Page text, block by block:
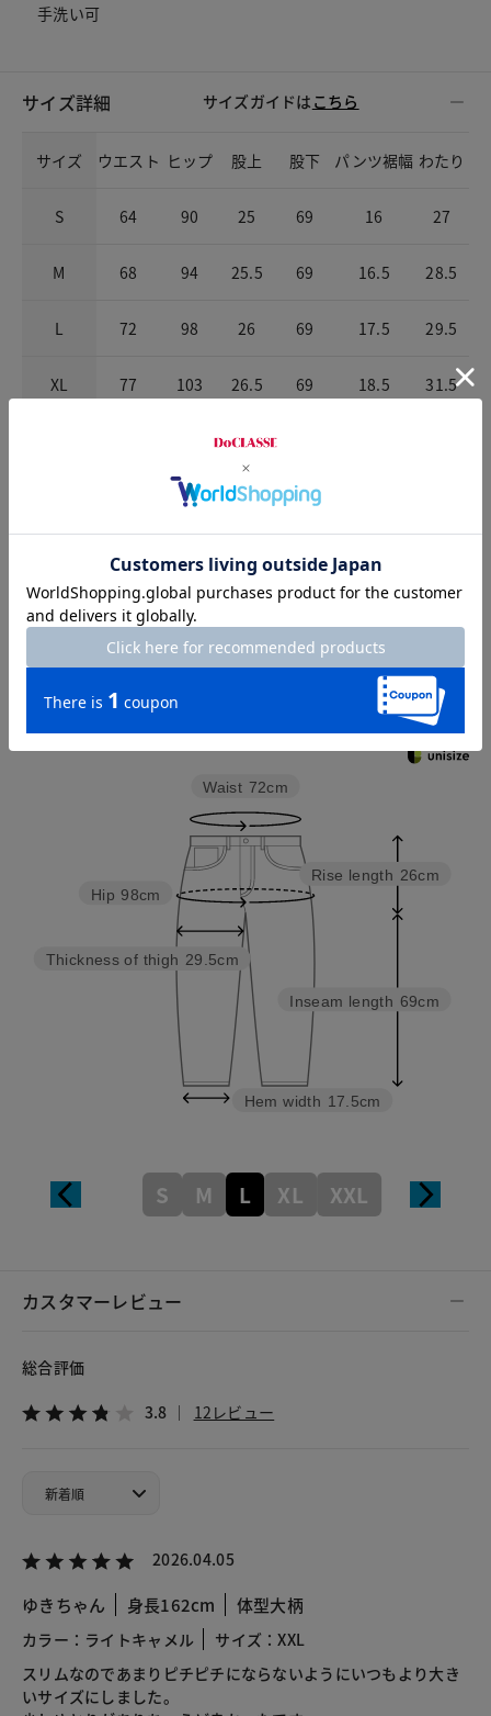
手洗い可
サイズ詳細 サイズガイドは こちら
サイズ ウエスト ヒップ 股上 股下 パンツ裾幅 わたり
S 64 90 25 69 16 27
M 68 94 25.5 69 16.5 28.5
L 72 98 26 69 17.5 29.5
XL 77 103 26.5 69 18.5 31.5
27
チャット相談をする
Check the recommended size
Try this item on
Inseam length 69cm
Rise length 26cm
Hem width 17.5cm
Thickness of thigh 29.5cm
Hip 98cm
Waist 72cm
S M L XL XXL
カスタマーレビュー
総合評価
3.8 12レビュー
2026.04.05
ゆきちゃん 身長162cm 体型大柄
カラー：ライトキャメル
サイズ：XXL
スリムなのであまりピチピチにならないようにいつもより大き
いサイズにしました。